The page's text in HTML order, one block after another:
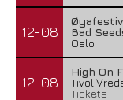
12-08
Bad
Oslo
12-08
High On
Tickets